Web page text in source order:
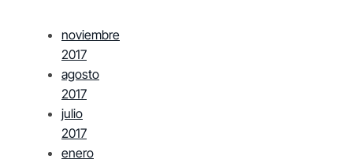
noviembre
2017
agosto
2017
julio
2017
enero